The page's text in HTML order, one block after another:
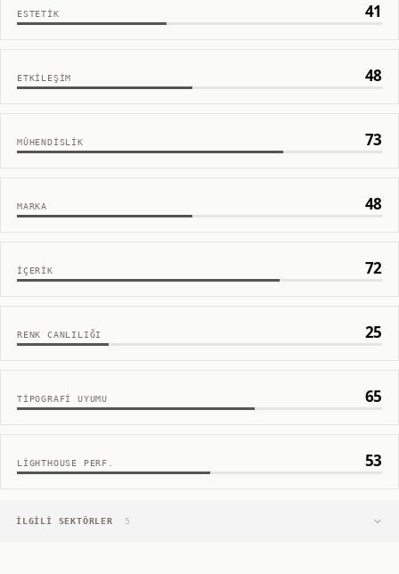
ESTETIK 41
ETKILEŞIM 48
MÜHENDISLIK 73
MARKA 48
İÇERIK 72
RENK CANLILIĞI 25
TIPOGRAFI UYUMU 65
LIGHTHOUSE PERF. 53
İLGILI SEKTÖRLER 5